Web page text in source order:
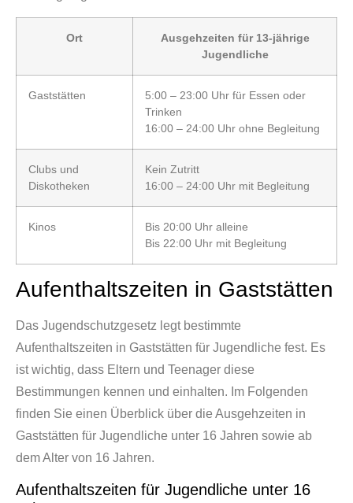
Ort
Ausgehzeiten für 13-jährige
Jugendliche
Gaststätten
5:00 – 23:00 Uhr für Essen oder
Trinken
16:00 – 24:00 Uhr ohne Begleitung
Clubs und
Diskotheken
Kein Zutritt
16:00 – 24:00 Uhr mit Begleitung
Kinos
Bis 20:00 Uhr alleine
Bis 22:00 Uhr mit Begleitung
Aufenthaltszeiten in Gaststätten
Das Jugendschutzgesetz legt bestimmte
Aufenthaltszeiten in Gaststätten für Jugendliche fest. Es
ist wichtig, dass Eltern und Teenager diese
Bestimmungen kennen und einhalten. Im Folgenden
finden Sie einen Überblick über die Ausgehzeiten in
Gaststätten für Jugendliche unter 16 Jahren sowie ab
dem Alter von 16 Jahren.
Aufenthaltszeiten für Jugendliche unter 16